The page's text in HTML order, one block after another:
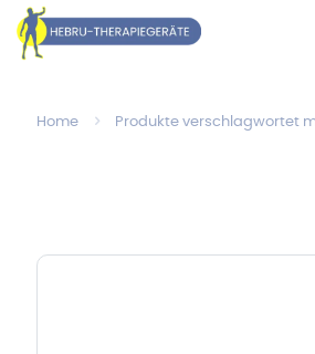
Home Produkte verschlagwortet